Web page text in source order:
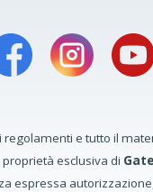
regolamenti e tutto il
esclusiva di
espressa